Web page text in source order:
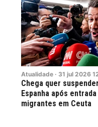
Atualidade · 31 jul 2026
Chega quer
Espanha após
migrantes em Ceuta